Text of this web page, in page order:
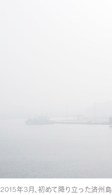
2015年3月、初めて降り立った済州島